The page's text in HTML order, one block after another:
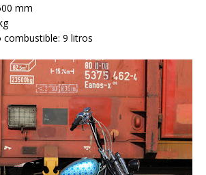
mm
combustible: 9 litros